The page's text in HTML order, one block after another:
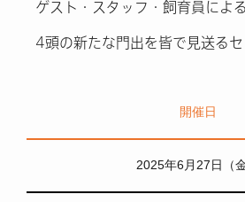
ゲスト・スタッフ・飼育員によ
4頭の新たな門出を皆で見送る
開催日
2025年6月27日（金